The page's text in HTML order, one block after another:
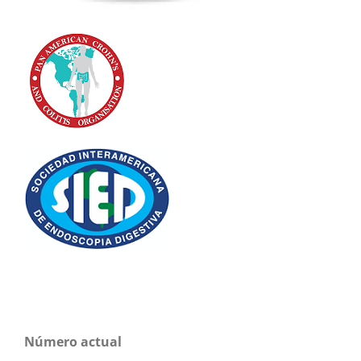
Número actual